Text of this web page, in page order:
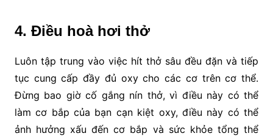
4. Điều hoà hơi thở
Luôn tập trung vào việc hít thở sâu đều đặn và tiếp
tục cung cấp đầy đủ oxy cho các cơ trên cơ thể.
Đừng bao giờ cố gắng nín thở, vì điều này có thể
làm cơ bắp của bạn cạn kiệt oxy, điều này có thể
ảnh hưởng xấu đến cơ bắp và sức khỏe tổng thể